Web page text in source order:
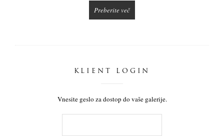
Preberite več
KLIENT LOGIN
Vnesite geslo za dostop do vaše galerije.